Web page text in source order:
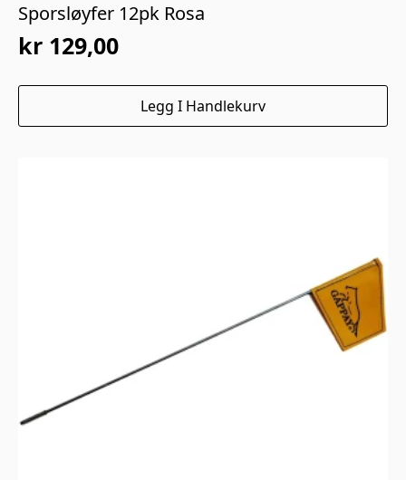
Sporsløyfer 12pk Rosa
kr 129,00
Legg I Handlekurv